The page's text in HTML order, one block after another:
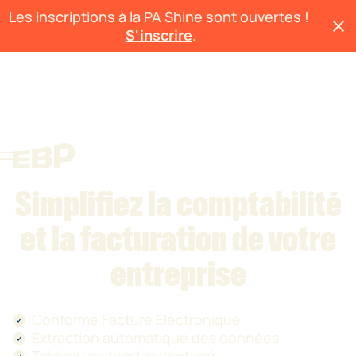
Les inscriptions à la PA Shine sont ouvertes !
S'inscrire. close
Simplifiez la comptabilité
et la facturation de votre
entreprise
Conforme Facture Électronique
Extraction automatique des données